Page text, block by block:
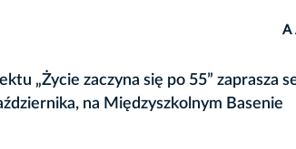
A
„Życie zaczyna się po 55” zaprasza
na Międzyszkolnym Basenie